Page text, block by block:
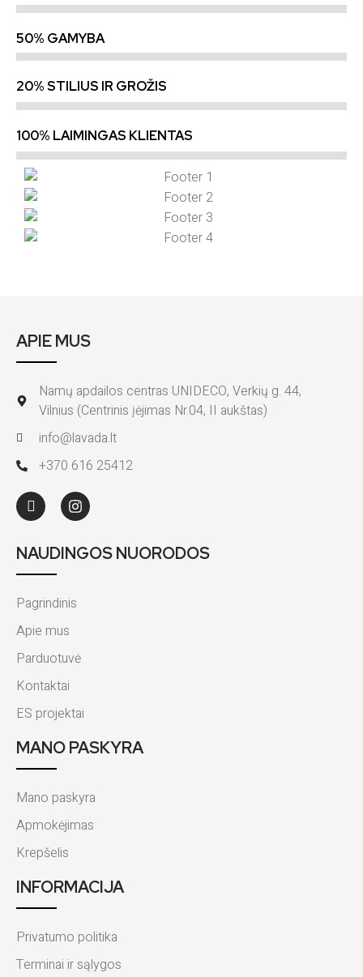
50% GAMYBA
20% STILIUS IR GROŽIS
100% LAIMINGAS KLIENTAS
APIE MUS
Namų apdailos centras UNIDECO, Verkių g. 44,
Vilnius (Centrinis įėjimas Nr.04, II aukštas)
info@lavada.lt
+370 616 25412
NAUDINGOS NUORODOS
Pagrindinis
Apie mus
Parduotuvė
Kontaktai
ES projektai
MANO PASKYRA
Mano paskyra
Apmokėjimas
Krepšelis
INFORMACIJA
Privatumo politika
Terminai ir sąlygos